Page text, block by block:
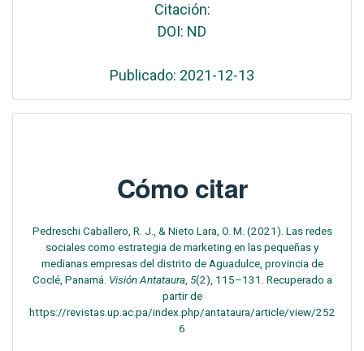
Citación:
DOI: ND
Publicado: 2021-12-13
Cómo citar
Pedreschi Caballero, R. J., & Nieto Lara, O. M. (2021). Las redes
sociales como estrategia de marketing en las pequeñas y
medianas empresas del distrito de Aguadulce, provincia de
Coclé, Panamá. Visión Antataura, 5(2), 115–131. Recuperado a
partir de
https://revistas.up.ac.pa/index.php/antataura/article/view/252
6